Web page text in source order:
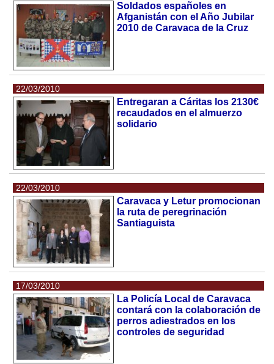
Soldados españoles en
Afganistán con el Año Jubilar
2010 de Caravaca de la Cruz
22/03/2010
Entregaran a Cáritas los 2130€
recaudados en el almuerzo
solidario
22/03/2010
Caravaca y Letur promocionan
la ruta de peregrinación
Santiaguista
17/03/2010
La Policía Local de Caravaca
contará con la colaboración de
perros adiestrados en los
controles de seguridad